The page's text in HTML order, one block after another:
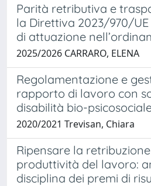
Parità retributiva e
la Direttiva 2023/970/
di attuazione
2025/2026 CARRARO, ELENA
Regolamentazione e
rapporto di lavoro con
disabilità bio-
2020/2021 Trevisan, Chiara
Ripensare la
produttività del lavoro:
disciplina dei premi di